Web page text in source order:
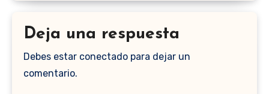
Deja una respuesta
Debes estar conectado para dejar un
comentario.